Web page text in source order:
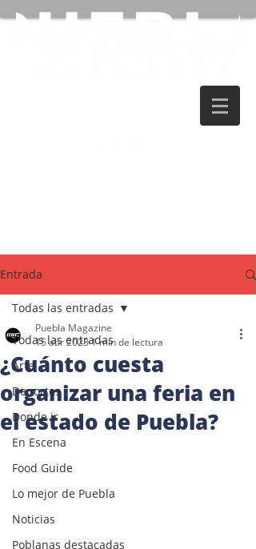
Entrada
Todas las entradas
Arte
Deportes
Donde ir
En Escena
Food Guide
Lo mejor de Puebla
Noticias
Poblanas destacadas
Todas las entradas
¿Cuánto cuesta
organizar una feria en
el estado de Puebla?
Puebla Magazine
15 abr 20231 min de lectura